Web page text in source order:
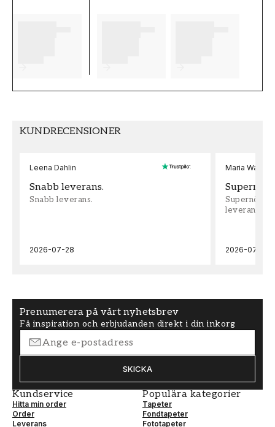
KUNDRECENSIONER
Leena Dahlin
Snabb leverans.
Snabb leverans.
2026-07-28
Maria
leveran,
2026-07-22
Prenumerera på vårt nyhetsbrev
Få inspiration och erbjudanden direkt i din inkorg
SKICKA
Kundservice
Hitta min order
Order
Leverans
Populära kategorier
Tapeter
Fondtapeter
Fototapeter